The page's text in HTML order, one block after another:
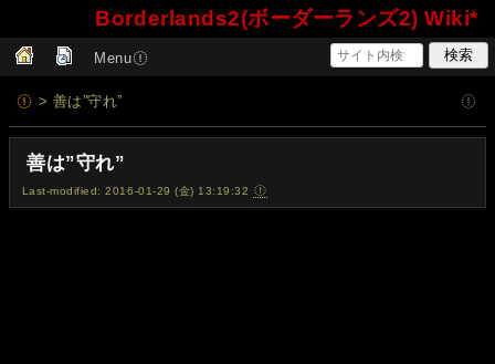
Borderlands2(ボーダーランズ2) Wiki*
Menu
> 善は”守れ”
善は”守れ”
Last-modified: 2016-01-29 (金) 13:19:32